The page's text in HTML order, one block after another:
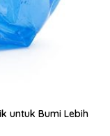
untuk Bumi Lebih